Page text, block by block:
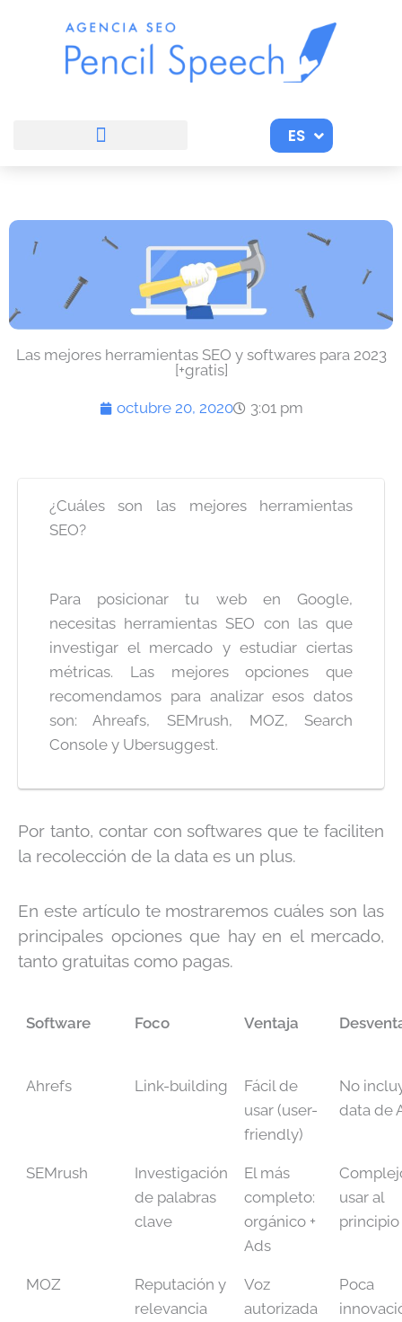
contenido
ES
EN
Las mejores herramientas SEO y softwares para 2023
[+gratis]
octubre 20, 2020 3:01 pm
¿Cuáles son las mejores herramientas
SEO?
Para posicionar tu web en Google,
necesitas herramientas SEO con las que
investigar el mercado y estudiar ciertas
métricas. Las mejores opciones que
recomendamos para analizar esos datos
son: Ahreafs, SEMrush, MOZ, Search
Console y Ubersuggest.
Por tanto, contar con softwares que te faciliten
la recolección de la data es un plus.
En este artículo te mostraremos cuáles son las
principales opciones que hay en el mercado,
tanto gratuitas como pagas.
Software Foco Ventaja
Ahrefs Link-building
Fácil de
usar (user-
friendly)
No
data de
SEMrush
Investigación
de palabras
clave
El más
completo:
orgánico +
Ads
usar al
principio
MOZ
Reputación y
relevancia
Voz
autorizada
Poca